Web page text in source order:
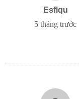
Esflqu
5 tháng trước